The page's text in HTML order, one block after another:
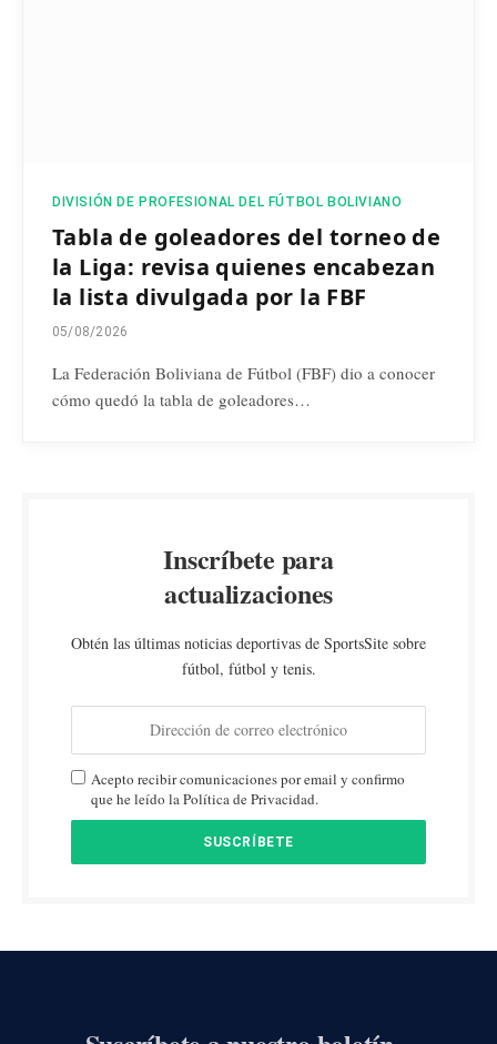
DIVISIÓN DE PROFESIONAL DEL FÚTBOL BOLIVIANO
Tabla de goleadores del torneo de
la Liga: revisa quienes encabezan
la lista divulgada por la FBF
05/08/2026
La Federación Boliviana de Fútbol (FBF) dio a conocer
cómo quedó la tabla de goleadores…
Inscríbete para
actualizaciones
Obtén las últimas noticias deportivas de SportsSite sobre
fútbol, fútbol y tenis.
Acepto recibir comunicaciones por email y confirmo
que he leído la Política de Privacidad.